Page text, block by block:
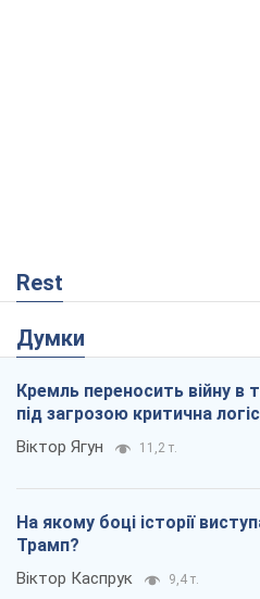
Rest
Думки
Кремль переносить війну в
під загрозою критична
Віктор Ягун 11,2 т.
На якому боці історії
Трамп?
Віктор Каспрук 9,4 т.